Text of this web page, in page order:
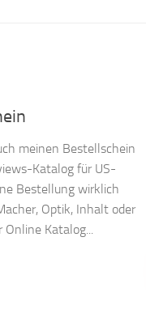
meinen Bestellschein
Katalog für US-
Bestellung wirklich
Optik, Inhalt oder
Katalog...